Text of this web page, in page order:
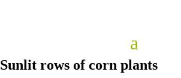
Sunlit rows of corn plants